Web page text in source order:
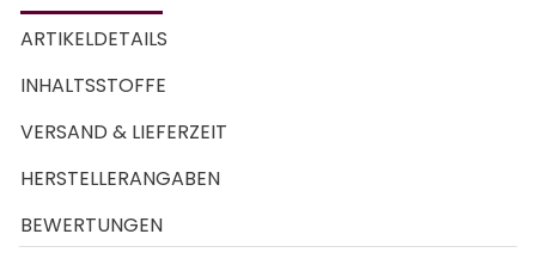
ARTIKELDETAILS
INHALTSSTOFFE
VERSAND & LIEFERZEIT
HERSTELLERANGABEN
BEWERTUNGEN